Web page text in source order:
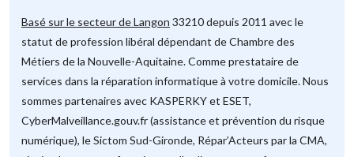
Basé sur le secteur de Langon 33210 depuis 2011 avec le
statut de profession libéral dépendant de Chambre des
Métiers de la Nouvelle-Aquitaine. Comme prestataire de
services dans la réparation informatique à votre domicile. Nous
sommes partenaires avec KASPERKY et ESET,
CyberMalveillance.gouv.fr (assistance et prévention du risque
numérique), le Sictom Sud-Gironde, Répar’Acteurs par la CMA,